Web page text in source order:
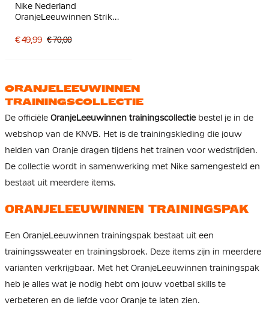
Nike Nederland
OranjeLeeuwinnen Strike
2025-2027 Dames Brons
€ 49,99 € 70,00
ORANJELEEUWINNEN
TRAININGSCOLLECTIE
De officiële OranjeLeeuwinnen trainingscollectie bestel je in de
webshop van de KNVB. Het is de trainingskleding die jouw
helden van Oranje dragen tijdens het trainen voor wedstrijden.
De collectie wordt in samenwerking met Nike samengesteld en
bestaat uit meerdere items.
ORANJELEEUWINNEN TRAININGSPAK
Een OranjeLeeuwinnen trainingspak bestaat uit een
trainingssweater en trainingsbroek. Deze items zijn in meerdere
varianten verkrijgbaar. Met het OranjeLeeuwinnen trainingspak
heb je alles wat je nodig hebt om jouw voetbal skills te
verbeteren en de liefde voor Oranje te laten zien.